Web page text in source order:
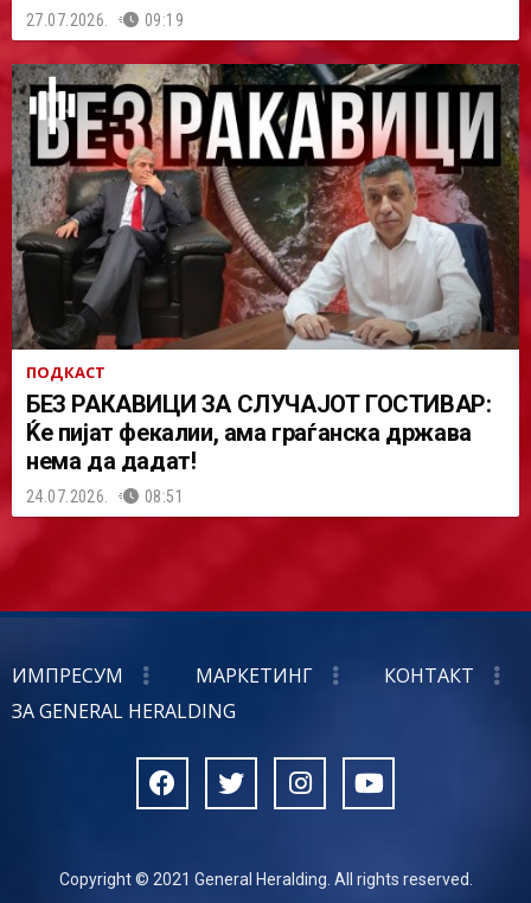
27.07.2026. 09:19
ПОДКАСТ
БЕЗ РАКАВИЦИ ЗА СЛУЧАЈОТ ГОСТИВАР:
Ќе пијат фекалии, ама граѓанска држава
нема да дадат!
24.07.2026. 08:51
ИМПРЕСУМ МАРКЕТИНГ
КОНТАКТ
ЗА GENERAL HERALDING
Copyright © 2021 General Heralding. All rights reserved.